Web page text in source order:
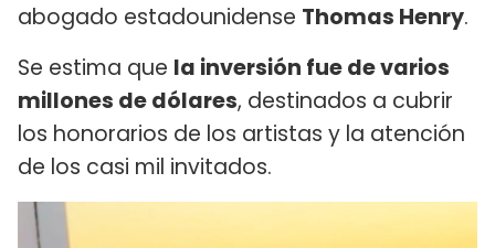
abogado estadounidense Thomas Henry.
Se estima que la inversión fue de varios
millones de dólares, destinados a cubrir
los honorarios de los artistas y la atención
de los casi mil invitados.